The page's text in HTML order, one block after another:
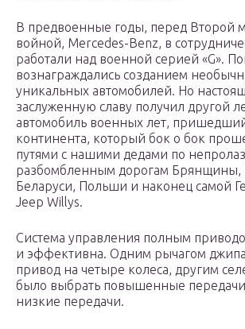
В предвоенные годы, перед Второй
войной, Mercedes-Benz, в
работали над военной серией «G».
вознаграждались созданием
уникальных автомобилей. Но
заслуженную славу получил другой
автомобиль военных лет, пришедший
континента, который бок о бок
путями с нашими дедами по
разбомбленным дорогам Брянщины,
Беларуси, Польши и наконец самой
Jeep Willys.
Система управления полным
и эффективна. Одним рычагом
привод на четыре колеса, другим
было выбрать повышенные
низкие передачи.